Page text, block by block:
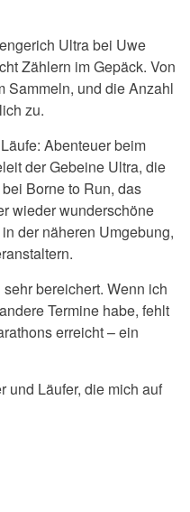
Ultra bei Uwe
Zählern im Gepäck. Von
Sammeln, und die Anzahl
zu.
Abenteuer beim
der Gebeine Ultra, die
Borne to Run, das
wieder wunderschöne
der näheren Umgebung,
bereichert. Wenn ich
Termine habe, fehlt
erreicht – ein
und Läufer, die mich auf